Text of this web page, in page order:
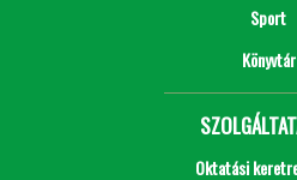
Sport
Könyvtár
Oktatási